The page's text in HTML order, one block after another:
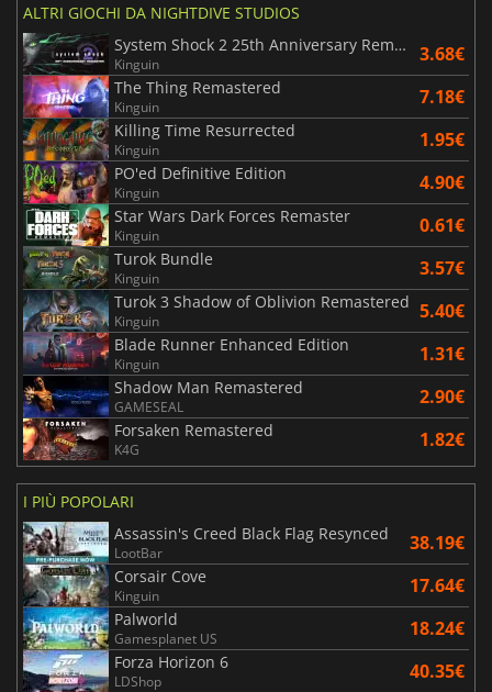
ALTRI GIOCHI DA NIGHTDIVE STUDIOS
System Shock 2 25th Anniversary Remaster
Kinguin 3.68€
The Thing Remastered
Kinguin 7.18€
Killing Time Resurrected
Kinguin 1.95€
PO'ed Definitive Edition
Kinguin 4.90€
Star Wars Dark Forces Remaster
Kinguin 0.61€
Turok Bundle
Kinguin 3.57€
Turok 3 Shadow of Oblivion Remastered
Kinguin 5.40€
Blade Runner Enhanced Edition
Kinguin 1.31€
Shadow Man Remastered
GAMESEAL 2.90€
Forsaken Remastered
K4G 1.82€
I PIÙ POPOLARI
Assassin's Creed Black Flag Resynced
LootBar 38.19€
Corsair Cove
Kinguin 17.64€
Palworld
Gamesplanet US 18.24€
Forza Horizon 6
LDShop 40.35€